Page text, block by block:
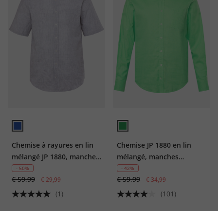
Chemise à rayures en lin
mélangé JP 1880, manches
courtes, et petit col à
pointes boutonnées,
coupe Modern Fit -
- 50%
€ 59,99 € 29,99
(1)
Chemise JP 1880 en lin
mélangé, manches
longues et col à pointes
boutonnée, coupe Modern
Fit - jusqu'au 8 XL
- 42%
€ 59,99 € 34,99
(101)